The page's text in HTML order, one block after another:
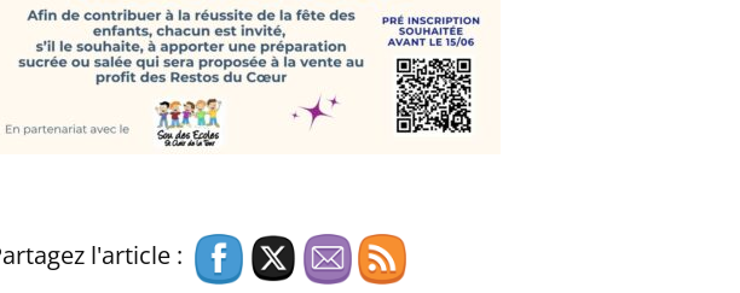
l'article :